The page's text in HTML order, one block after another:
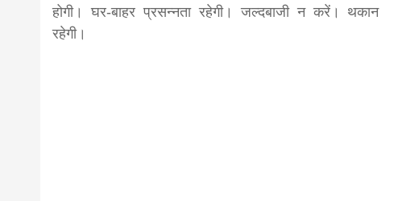
होगी। घर-बाहर प्रसन्नता रहेगी। जल्दबाजी न करें। थकान
रहेगी।